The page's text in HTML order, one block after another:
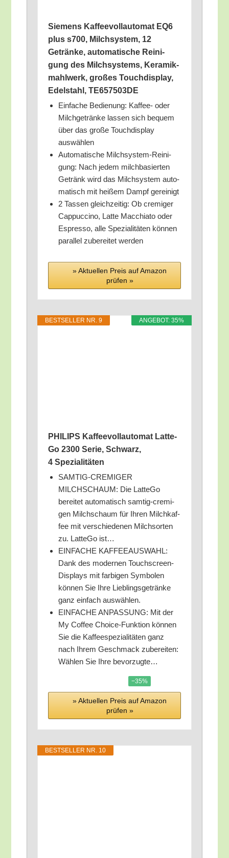
Sie­mens Kaf­fee­voll­au­to­mat EQ6
plus s700, Milch­sys­tem, 12
Geträn­ke, auto­ma­ti­sche Rei­ni­
gung des Milch­sys­tems, Kera­mik­
mahl­werk, gro­ßes Touch­dis­play,
Edel­stahl, TE657503DE
Ein­fa­che Bedie­nung: Kaf­fee- oder
Milch­ge­trän­ke las­sen sich bequem
über das gro­ße Touch­dis­play
auswählen
Auto­ma­ti­sche Milch­sys­tem-Rei­ni­
gung: Nach jedem milch­ba­sier­ten
Getränk wird das Milch­sys­tem auto­
ma­tisch mit hei­ßem Dampf gereinigt
2 Tas­sen gleich­zei­tig: Ob cre­mi­ger
Cap­puc­ci­no, Lat­te Mac­chia­to oder
Espres­so, alle Spe­zia­li­tä­ten kön­nen
par­al­lel zube­rei­tet werden
» Aktu­el­len Preis auf Ama­zon
prü­fen »
ANGE­BOT: 35%
BEST­SEL­LER NR. 9
PHILIPS Kaf­fee­voll­au­to­mat Lat­te­
Go 2300 Serie, Schwarz,
4 Spezialitäten
SAMTIG-CREMIGER
MILCHSCHAUM: Die Lat­te­Go
berei­tet auto­ma­tisch sam­tig-cre­mi­
gen Milch­schaum für Ihren Milch­kaf­
fee mit ver­schie­de­nen Milch­sor­ten
zu. Lat­te­Go ist…
EINFACHE KAFFEEAUSWAHL:
Dank des moder­nen Touch­screen-
Dis­plays mit far­bi­gen Sym­bo­len
kön­nen Sie Ihre Lieb­lings­ge­trän­ke
ganz ein­fach auswählen.
EINFACHE ANPASSUNG: Mit der
My Cof­fee Choice-Funk­ti­on kön­nen
Sie die Kaf­fee­spe­zia­li­tä­ten ganz
nach Ihrem Geschmack zube­rei­ten:
Wäh­len Sie Ihre bevorzugte…
−35%
» Aktu­el­len Preis auf Ama­zon
prü­fen »
BEST­SEL­LER NR. 10